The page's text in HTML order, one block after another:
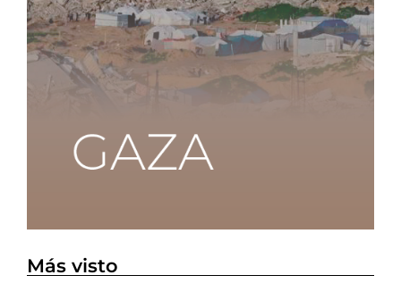
Más visto